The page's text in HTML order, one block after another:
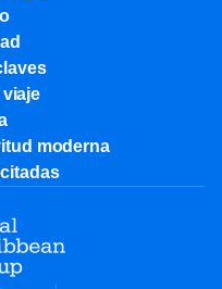
moderna